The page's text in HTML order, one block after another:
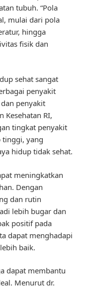
tubuh. “Pola
mulai dari pola
hingga
fisik dan
sehat sangat
penyakit
penyakit
Kesehatan RI,
tingkat penyakit
tinggi, yang
hidup tidak sehat.
meningkatkan
Dengan
dan rutin
lebih bugar dan
positif pada
dapat menghadapi
baik.
dapat membantu
Menurut dr.